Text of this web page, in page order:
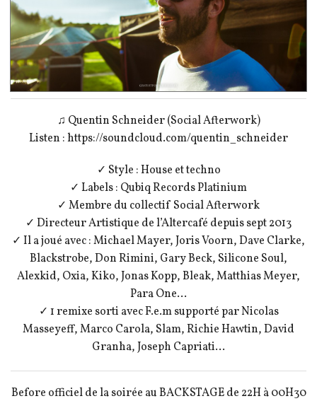
♫ Quentin Schneider (Social Afterwork)
Listen : https://soundcloud.com/quentin_schneider
✓ Style : House et techno
✓ Labels : Qubiq Records Platinium
✓ Membre du collectif Social Afterwork
✓ Directeur Artistique de l’Altercafé depuis sept 2013
✓ Il a joué avec : Michael Mayer, Joris Voorn, Dave Clarke,
Blackstrobe, Don Rimini, Gary Beck, Silicone Soul,
Alexkid, Oxia, Kiko, Jonas Kopp, Bleak, Matthias Meyer,
Para One…
✓ 1 remixe sorti avec F.e.m supporté par Nicolas
Masseyeff, Marco Carola, Slam, Richie Hawtin, David
Granha, Joseph Capriati…
Before officiel de la soirée au BACKSTAGE de 22H à 00H30